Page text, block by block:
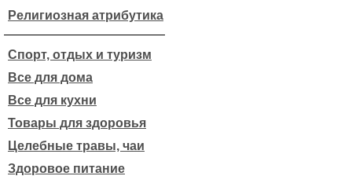
Религиозная атрибутика
Спорт, отдых и туризм
Все для дома
Все для кухни
Товары для здоровья
Целебные травы, чаи
Здоровое питание